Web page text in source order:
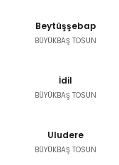
Beytüşşebap
BÜYÜKBAŞ TOSUN
İdil
BÜYÜKBAŞ TOSUN
Uludere
BÜYÜKBAŞ TOSUN